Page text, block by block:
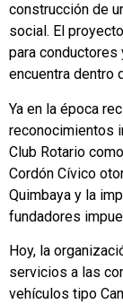
construcción de
social. El
para
encuentra dentro
Ya en la época
reconocimientos
Club Rotario
Cordón Cívico
Quimbaya y la
fundadores
Hoy, la
servicios a las
vehículos tipo